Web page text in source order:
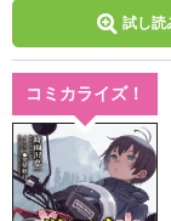
試し読
コミカライズ！